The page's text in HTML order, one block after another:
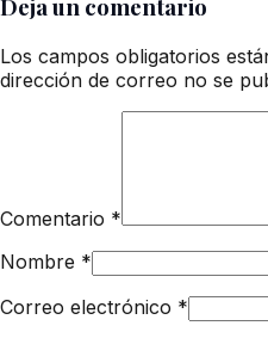
Deja un comentario
Los campos obligatorios
dirección de correo no se
Comentario *
Nombre *
Correo electrónico *